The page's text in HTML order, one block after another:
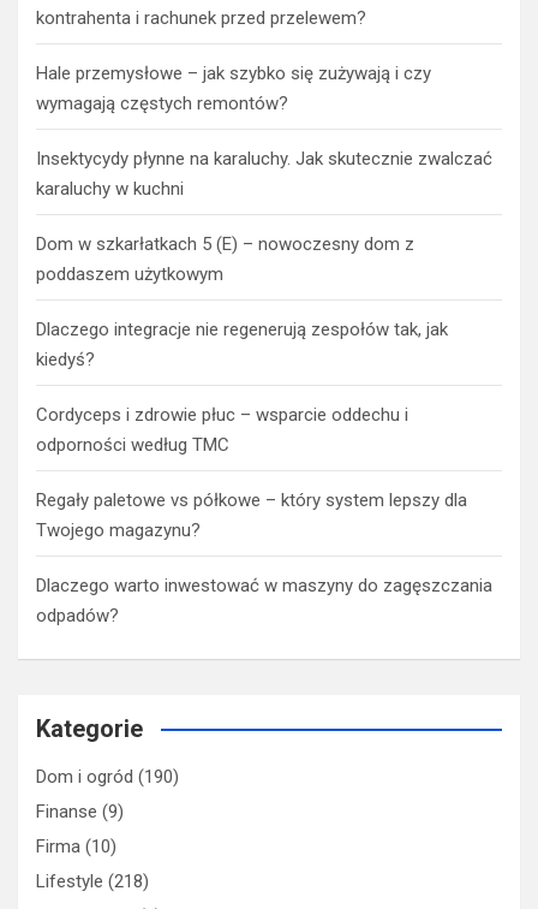
kontrahenta i rachunek przed przelewem?
Hale przemysłowe – jak szybko się zużywają i czy
wymagają częstych remontów?
Insektycydy płynne na karaluchy. Jak skutecznie zwalczać
karaluchy w kuchni
Dom w szkarłatkach 5 (E) – nowoczesny dom z
poddaszem użytkowym
Dlaczego integracje nie regenerują zespołów tak, jak
kiedyś?
Cordyceps i zdrowie płuc – wsparcie oddechu i
odporności według TMC
Regały paletowe vs półkowe – który system lepszy dla
Twojego magazynu?
Dlaczego warto inwestować w maszyny do zagęszczania
odpadów?
Kategorie
Dom i ogród (190)
Finanse (9)
Firma (10)
Lifestyle (218)